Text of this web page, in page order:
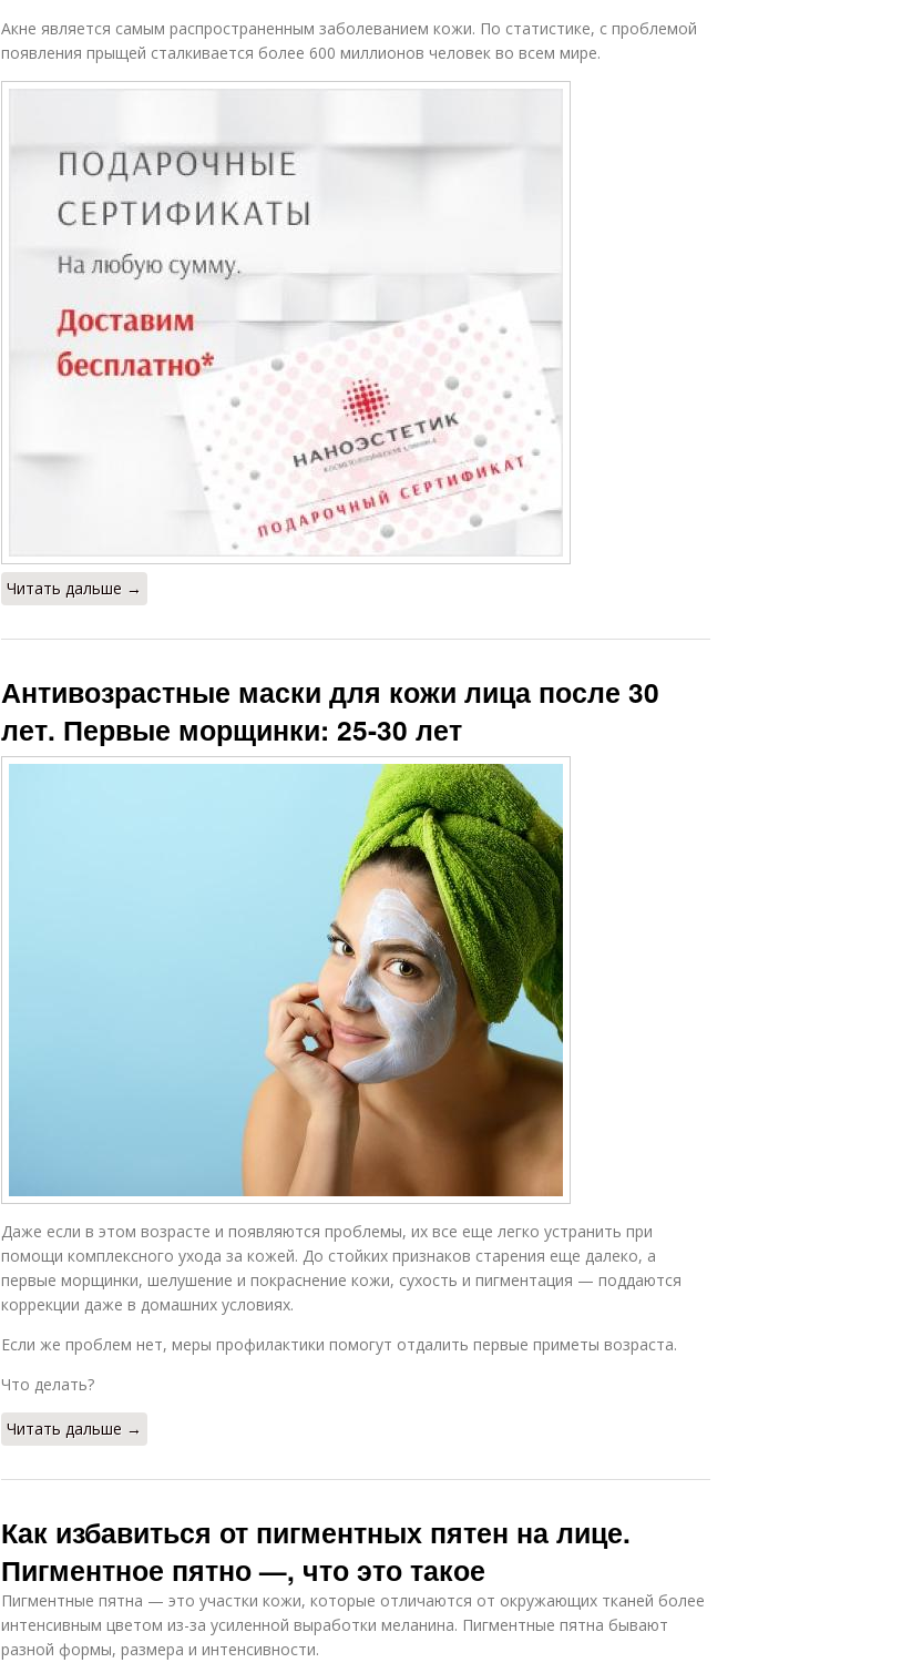
Акне является самым распространенным заболеванием кожи. По статистике, с проблемой
появления прыщей сталкивается более 600 миллионов человек во всем мире.
Читать дальше →
Антивозрастные маски для кожи лица после 30
лет. Первые морщинки: 25-30 лет
Даже если в этом возрасте и появляются проблемы, их все еще легко устранить при
помощи комплексного ухода за кожей. До стойких признаков старения еще далеко, а
первые морщинки, шелушение и покраснение кожи, сухость и пигментация — поддаются
коррекции даже в домашних условиях.
Если же проблем нет, меры профилактики помогут отдалить первые приметы возраста.
Что делать?
Читать дальше →
Как избавиться от пигментных пятен на лице.
Пигментное пятно —, что это такое
Пигментные пятна — это участки кожи, которые отличаются от окружающих тканей более
интенсивным цветом из-за усиленной выработки меланина. Пигментные пятна бывают
разной формы, размера и интенсивности.